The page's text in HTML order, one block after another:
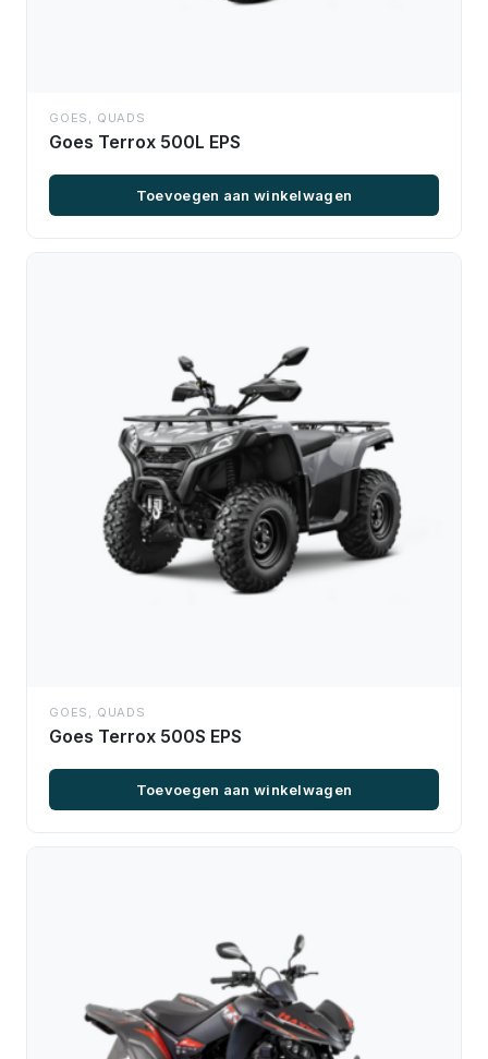
GOES , QUADS
Goes Terrox 500L EPS
Toevoegen aan winkelwagen
GOES , QUADS
Goes Terrox 500S EPS
Toevoegen aan winkelwagen